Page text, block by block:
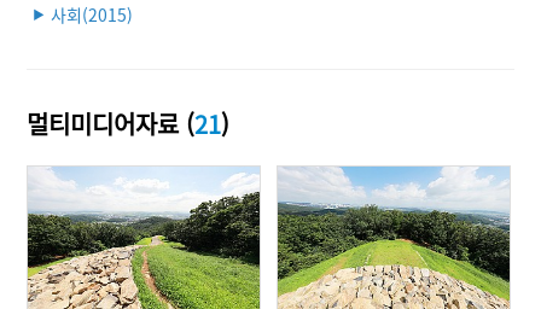
▶ 사회(2015)
멀티미디어자료 (21)